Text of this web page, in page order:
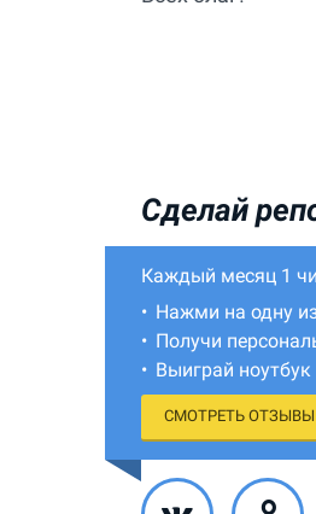
Сделай
Каждый месяц 1
Нажми на одну
Получи
Выиграй ноутбук
СМОТРЕТЬ ОТЗЫВЫ